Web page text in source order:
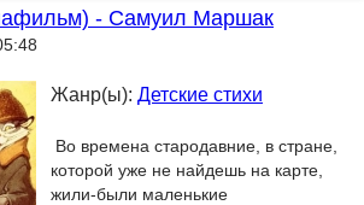
- Самуил Маршак
Жанр(ы): Детские стихи
Во времена стародавние, в стране,
которой уже не найдешь на карте,
жили-были маленькие